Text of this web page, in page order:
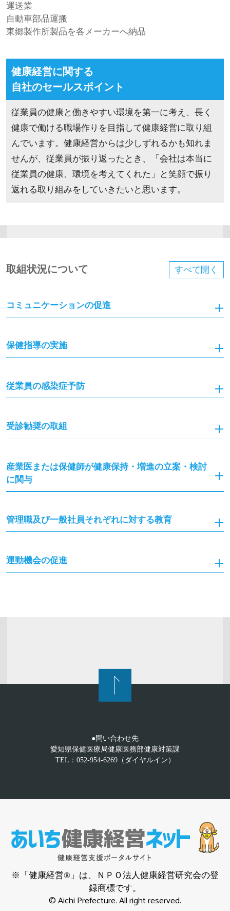
運送業
自動車部品運搬
東郷製作所製品を各メーカーへ納品
健康経営に関する
自社のセールスポイント
従業員の健康と働きやすい環境を第一に考え、長く
健康で働ける職場作りを目指して健康経営に取り組
んでいます。健康経営からは少しずれるかも知れま
せんが、従業員が振り返ったとき、「会社は本当に
従業員の健康、環境を考えてくれた」と笑顔で振り
返れる取り組みをしていきたいと思います。
すべて 開く
取組状況について
コミュニケーションの促進
保健指導の実施
従業員の感染症予防
受診勧奨の取組
産業医または保健師が健康保持・増進の立案・検討
に関与
管理職及び一般社員それぞれに対する教育
運動機会の促進
●問い合わせ先
愛知県保健医療局健康医務部健康対策課
TEL：052-954-6269（ダイヤルイン）
※「健康経営®」は、ＮＰＯ法人健康経営研究会の登
録商標です。
© Aichi Prefecture. All right reserved.